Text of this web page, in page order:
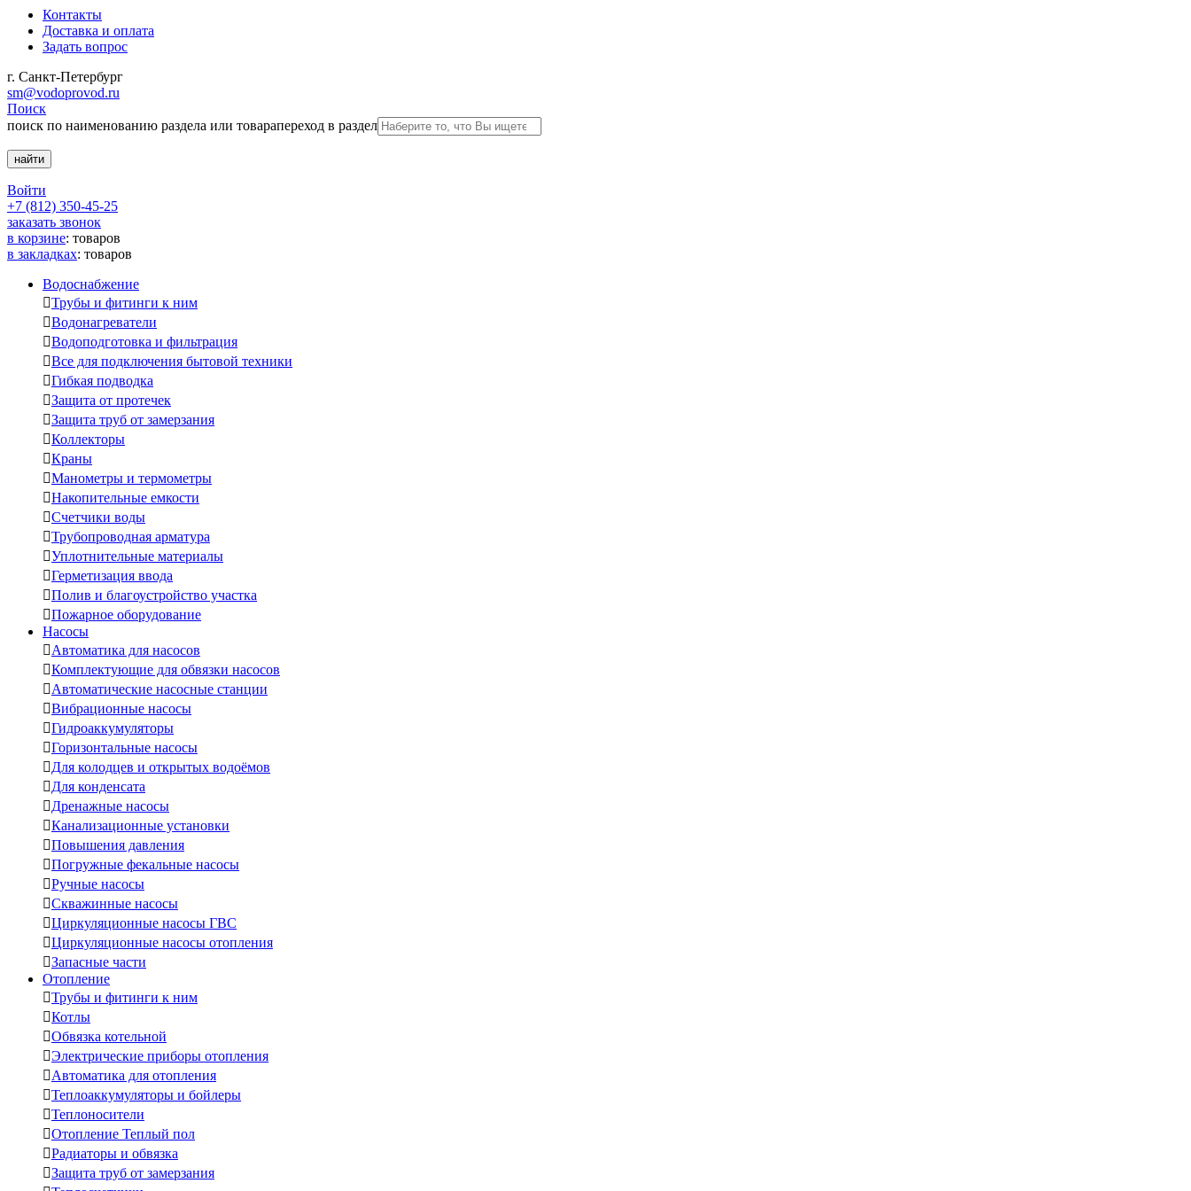
Контакты
Доставка и оплата
Задать вопрос
г. Санкт-Петербург
sm@vodoprovod.ru
Поиск
поиск по наименованию раздела или товарапереход в раздел
Войти
+7 (812) 350-45-25
заказать звонок
в корзине: товаров
в закладках: товаров
Водоснабжение
Трубы и фитинги к ним
Водонагреватели
Водоподготовка и фильтрация
Все для подключения бытовой техники
Гибкая подводка
Защита от протечек
Защита труб от замерзания
Коллекторы
Краны
Манометры и термометры
Накопительные емкости
Счетчики воды
Трубопроводная арматура
Уплотнительные материалы
Герметизация ввода
Полив и благоустройство участка
Пожарное оборудование
Насосы
Автоматика для насосов
Комплектующие для обвязки насосов
Автоматические насосные станции
Вибрационные насосы
Гидроаккумуляторы
Горизонтальные насосы
Для колодцев и открытых водоёмов
Для конденсата
Дренажные насосы
Канализационные установки
Повышения давления
Погружные фекальные насосы
Ручные насосы
Скважинные насосы
Циркуляционные насосы ГВС
Циркуляционные насосы отопления
Запасные части
Отопление
Трубы и фитинги к ним
Котлы
Обвязка котельной
Электрические приборы отопления
Автоматика для отопления
Теплоаккумуляторы и бойлеры
Теплоносители
Отопление Теплый пол
Радиаторы и обвязка
Защита труб от замерзания